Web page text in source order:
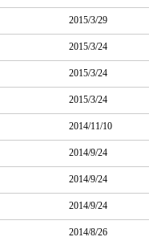
2015/3/29
2015/3/24
2015/3/24
2015/3/24
2014/11/10
2014/9/24
2014/9/24
2014/9/24
2014/8/26